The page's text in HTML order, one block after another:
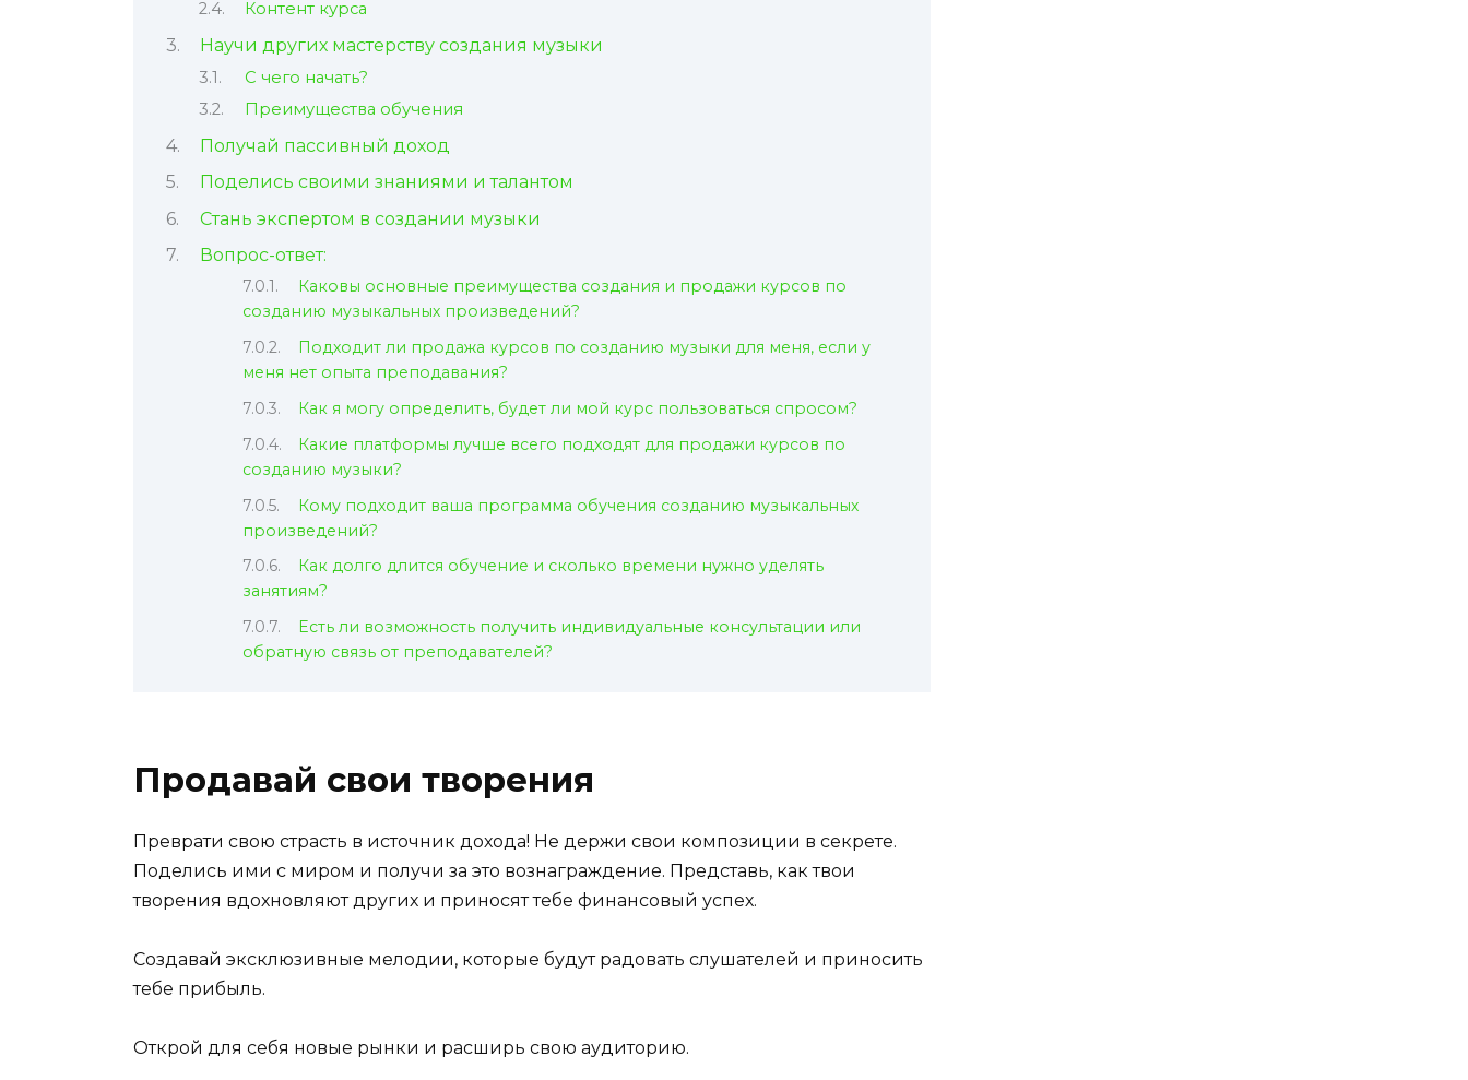
Контент курса
Научи других мастерству создания музыки
С чего начать?
Преимущества обучения
Получай пассивный доход
Поделись своими знаниями и талантом
Стань экспертом в создании музыки
Вопрос-ответ:
Каковы основные преимущества создания и продажи курсов по
созданию музыкальных произведений?
Подходит ли продажа курсов по созданию музыки для меня, если у
меня нет опыта преподавания?
Как я могу определить, будет ли мой курс пользоваться спросом?
Какие платформы лучше всего подходят для продажи курсов по
созданию музыки?
Кому подходит ваша программа обучения созданию музыкальных
произведений?
Как долго длится обучение и сколько времени нужно уделять
занятиям?
Есть ли возможность получить индивидуальные консультации или
обратную связь от преподавателей?
Продавай свои творения
Преврати свою страсть в источник дохода! Не держи свои композиции в секрете.
Поделись ими с миром и получи за это вознаграждение. Представь, как твои
творения вдохновляют других и приносят тебе финансовый успех.
Создавай эксклюзивные мелодии, которые будут радовать слушателей и приносить
тебе прибыль.
Открой для себя новые рынки и расширь свою аудиторию.